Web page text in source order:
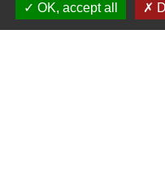
OK, accept all